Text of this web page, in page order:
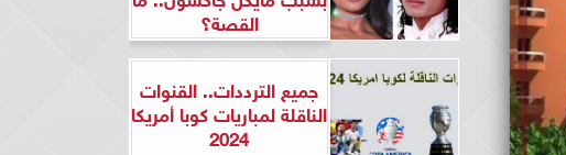
القصة؟
جميع الترددات.. القنوات
الناقلة لمباريات كوبا أمريكا
2024